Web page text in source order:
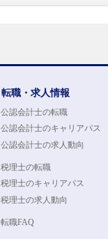
転職・求人情報
公認会計士の転職
公認会計士のキャリアパス
公認会計士の求人動向
税理士の転職
税理士のキャリアパス
税理士の求人動向
転職FAQ